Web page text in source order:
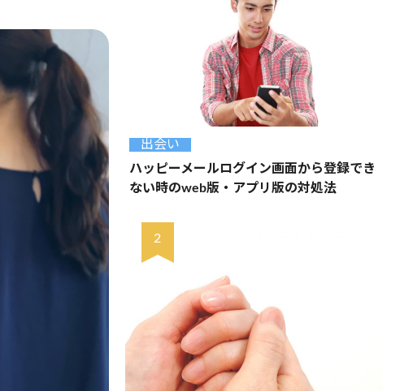
出会い
ハッピーメールログイン画面から登録でき
ない時のweb版・アプリ版の対処法